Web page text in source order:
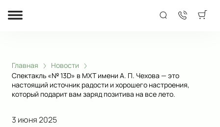
Главная
Новости
Спектакль «№ 13D» в МХТ имени А. П. Чехова — это
настоящий источник радости и хорошего настроения,
который подарит вам заряд позитива на все лето.
3 июня 2025